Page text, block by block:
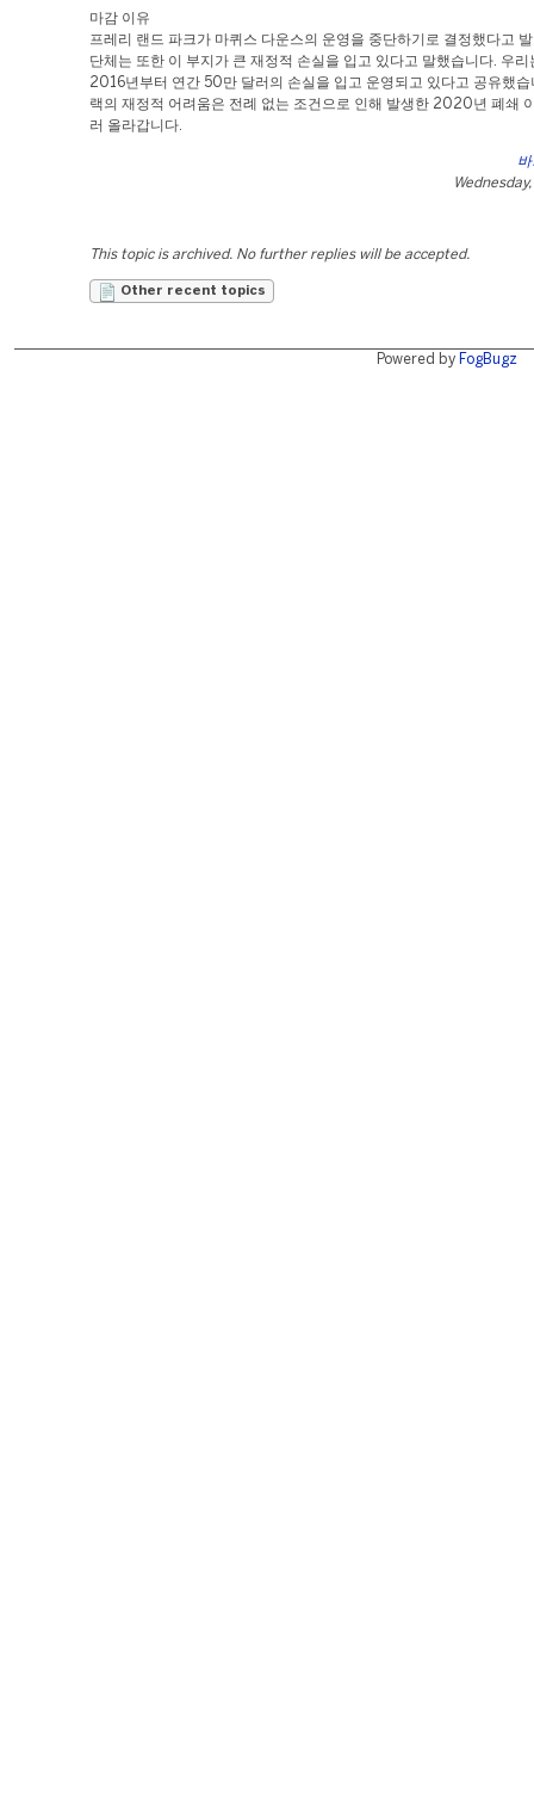
마감 이유
프레리 랜드 파크가 마퀴스 다운스의 운영을 중단하기로 결정했다고
단체는 또한 이 부지가 큰 재정적 손실을 입고 있다고 말했습니다. 우리
2016년부터 연간 50만 달러의 손실을 입고 운영되고 있다고 공유했습
랙의 재정적 어려움은 전례 없는 조건으로 인해 발생한 2020년 폐쇄
러 올라갑니다.
This topic is archived. No further replies will be accepted.
Other recent topics
Powered by FogBugz